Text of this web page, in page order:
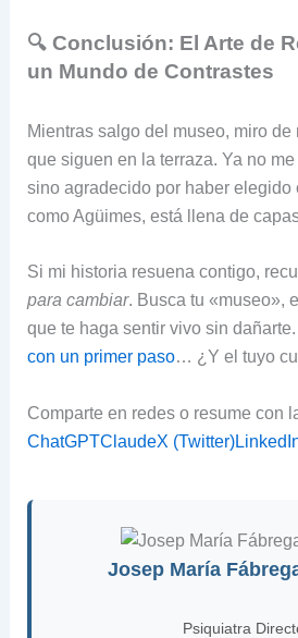
🔍 Conclusión: El Arte de
un Mundo de Contrastes
Mientras salgo del museo, miro
que siguen en la terraza. Ya no
sino agradecido por haber elegido
como Agüimes, está llena de
Si mi historia resuena contigo,
para cambiar. Busca tu «museo»,
que te haga sentir vivo sin dañarte.
con un primer paso… ¿Y el tuyo
Comparte en redes o resume con
ChatGPTClaudeX (Twitter)
Josep María
Psiquiatra